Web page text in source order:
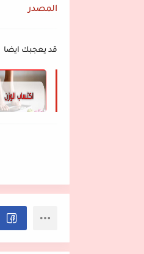
المصدر
قد يعجبك ايضا